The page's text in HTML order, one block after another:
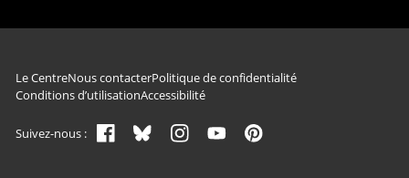
Navigation du pied de page
Le CentreNous contacterPolitique de confidentialité
Conditions d’utilisationAccessibilité
Suivez-nous :